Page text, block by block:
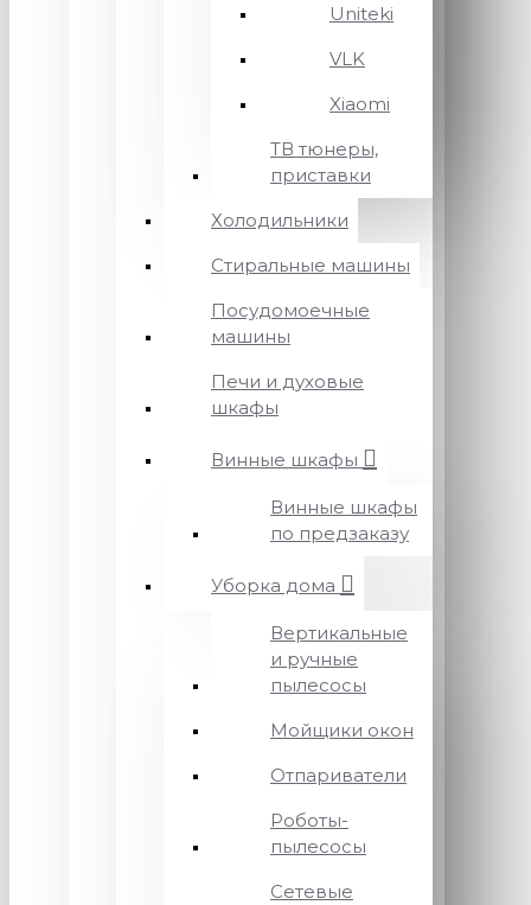
Uniteki
VLK
Xiaomi
ТВ тюнеры,
приставки
Холодильники
Стиральные машины
Посудомоечные
машины
Печи и духовые
шкафы
Винные шкафы
Винные шкафы
по предзаказу
Уборка дома
Вертикальные
и ручные
пылесосы
Мойщики окон
Отпариватели
Роботы-
пылесосы
Сетевые